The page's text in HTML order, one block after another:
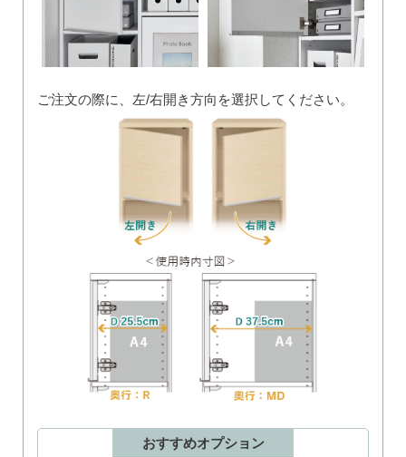
ご注文の際に、左/右開き方向を選択してください。
おすすめオプション